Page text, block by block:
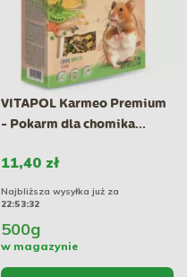
VITAPOL Karmeo Premium
- Pokarm dla chomika...
11,40 zł
Najbliższa wysyłka już za
22:53:31
500g
w magazynie